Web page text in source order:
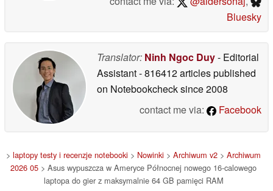
Bluesky
Translator: Ninh Ngoc Duy- Editorial
Assistant- 816412 articles published
on Notebookchecksince 2008
contact me via:
Facebook
> laptopy testy i recenzje notebooki > Nowinki > Archiwum v2 > Archiwum
2026 05 > Asus wypuszcza w Ameryce Północnej nowego 16-calowego
laptopa do gier z maksymalnie 64 GB pamięci RAM